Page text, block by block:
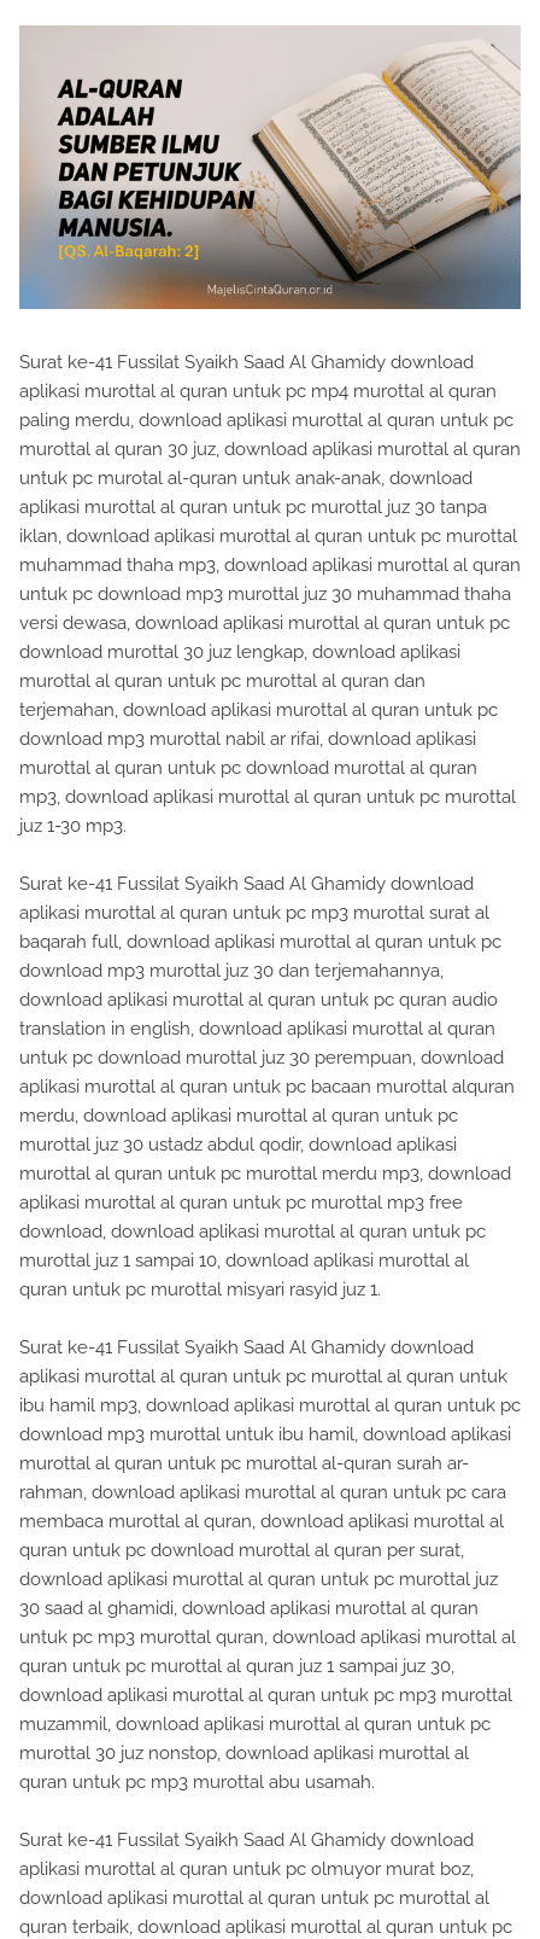
Surat ke-41 Fussilat Syaikh Saad Al Ghamidy download
aplikasi murottal al quran untuk pc mp4 murottal al quran
paling merdu, download aplikasi murottal al quran untuk pc
murottal al quran 30 juz, download aplikasi murottal al quran
untuk pc murotal al-quran untuk anak-anak, download
aplikasi murottal al quran untuk pc murottal juz 30 tanpa
iklan, download aplikasi murottal al quran untuk pc murottal
muhammad thaha mp3, download aplikasi murottal al quran
untuk pc download mp3 murottal juz 30 muhammad thaha
versi dewasa, download aplikasi murottal al quran untuk pc
download murottal 30 juz lengkap, download aplikasi
murottal al quran untuk pc murottal al quran dan
terjemahan, download aplikasi murottal al quran untuk pc
download mp3 murottal nabil ar rifai, download aplikasi
murottal al quran untuk pc download murottal al quran
mp3, download aplikasi murottal al quran untuk pc murottal
juz 1-30 mp3.
Surat ke-41 Fussilat Syaikh Saad Al Ghamidy download
aplikasi murottal al quran untuk pc mp3 murottal surat al
baqarah full, download aplikasi murottal al quran untuk pc
download mp3 murottal juz 30 dan terjemahannya,
download aplikasi murottal al quran untuk pc quran audio
translation in english, download aplikasi murottal al quran
untuk pc download murottal juz 30 perempuan, download
aplikasi murottal al quran untuk pc bacaan murottal alquran
merdu, download aplikasi murottal al quran untuk pc
murottal juz 30 ustadz abdul qodir, download aplikasi
murottal al quran untuk pc murottal merdu mp3, download
aplikasi murottal al quran untuk pc murottal mp3 free
download, download aplikasi murottal al quran untuk pc
murottal juz 1 sampai 10, download aplikasi murottal al
quran untuk pc murottal misyari rasyid juz 1.
Surat ke-41 Fussilat Syaikh Saad Al Ghamidy download
aplikasi murottal al quran untuk pc murottal al quran untuk
ibu hamil mp3, download aplikasi murottal al quran untuk pc
download mp3 murottal untuk ibu hamil, download aplikasi
murottal al quran untuk pc murottal al-quran surah ar-
rahman, download aplikasi murottal al quran untuk pc cara
membaca murottal al quran, download aplikasi murottal al
quran untuk pc download murottal al quran per surat,
download aplikasi murottal al quran untuk pc murottal juz
30 saad al ghamidi, download aplikasi murottal al quran
untuk pc mp3 murottal quran, download aplikasi murottal al
quran untuk pc murottal al quran juz 1 sampai juz 30,
download aplikasi murottal al quran untuk pc mp3 murottal
muzammil, download aplikasi murottal al quran untuk pc
murottal 30 juz nonstop, download aplikasi murottal al
quran untuk pc mp3 murottal abu usamah.
Surat ke-41 Fussilat Syaikh Saad Al Ghamidy download
aplikasi murottal al quran untuk pc olmuyor murat boz,
download aplikasi murottal al quran untuk pc murottal al
quran terbaik, download aplikasi murottal al quran untuk pc